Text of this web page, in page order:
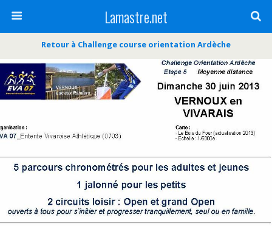
Lamastre.net
Retour à Challenge course orientation Ardèche